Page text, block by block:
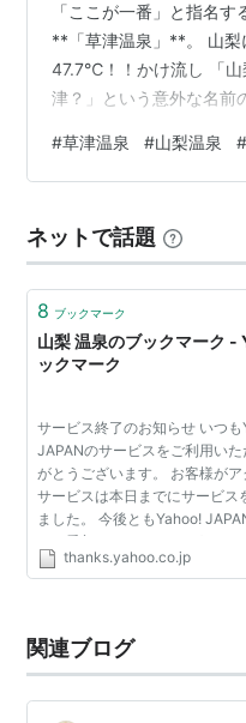
「ここが一番」と指名
**「草津温泉」**。 山梨
47.7℃！！かけ流し 「山
津？」という意外な名前
津」なのか？——知られ
泉」 このユニークな名
地で銭湯を始めた際、故
付けたのが始まり。その
現在のオーナーの先祖が
#草津温泉 #山梨温泉
ネットで話題
8 ブックマーク
山梨 温泉のブックマーク
ックマーク
サービス終了のお知らせ いつ
JAPANのサービスをご利用いた
がとうございます。 お客様が
サービスは本日までにサービス
ました。 今後ともYahoo!
をご愛顧くださいますよう、よ
いたします。
thanks.yahoo.co.jp
関連ブログ